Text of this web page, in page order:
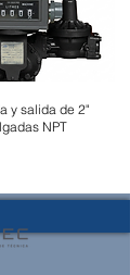
y salida de 2"
NPT